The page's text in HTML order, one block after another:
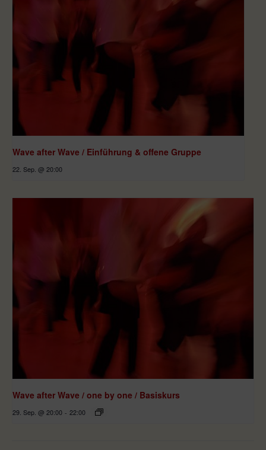
Wave after Wave / Einführung & offene Gruppe
22. Sep. @ 20:00
Wave after Wave / one by one / Basiskurs
29. Sep. @ 20:00 - 22:00